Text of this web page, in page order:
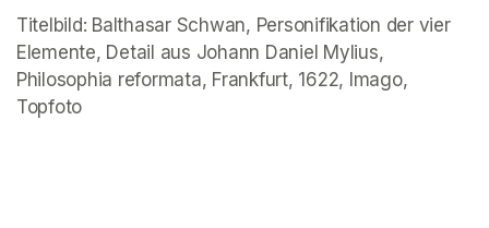
(opens in a new tab)
Titelbild: Balthasar Schwan, Personifikation der vier
Elemente, Detail aus Johann Daniel Mylius,
Philosophia reformata, Frankfurt, 1622, Imago,
Topfoto